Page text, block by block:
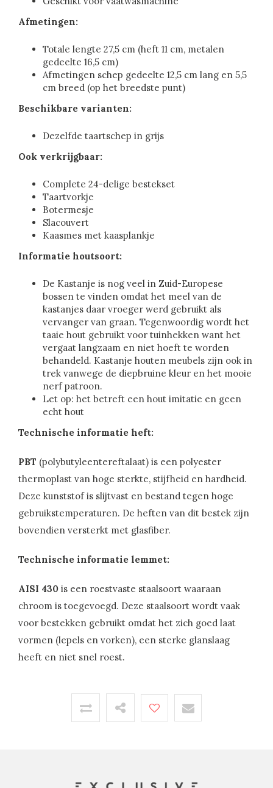
Afmetingen:
Totale lengte 27,5 cm (heft 11 cm, metalen
gedeelte 16,5 cm)
Afmetingen schep gedeelte 12,5 cm lang en 5,5
cm breed (op het breedste punt)
Beschikbare varianten:
Dezelfde taartschep in grijs
Ook verkrijgbaar:
Complete 24-delige bestekset
Taartvorkje
Botermesje
Slacouvert
Kaasmes met kaasplankje
Informatie houtsoort:
De Kastanje is nog veel in Zuid-Europese
bossen te vinden omdat het meel van de
kastanjes daar vroeger werd gebruikt als
vervanger van graan. Tegenwoordig wordt het
taaie hout gebruikt voor tuinhekken want het
vergaat langzaam en niet hoeft te worden
behandeld. Kastanje houten meubels zijn ook in
trek vanwege de diepbruine kleur en het mooie
nerf patroon.
Let op: het betreft een hout imitatie en geen
echt hout
Technische informatie heft:
PBT (polybutyleentereftalaat) is een polyester
thermoplast van hoge sterkte, stijfheid en hardheid.
Deze kunststof is slijtvast en bestand tegen hoge
gebruikstemperaturen. De heften van dit bestek zijn
bovendien versterkt met glasfiber.
Technische informatie lemmet:
AISI 430 is een roestvaste staalsoort waaraan
chroom is toegevoegd. Deze staalsoort wordt vaak
voor bestekken gebruikt omdat het zich goed laat
vormen (lepels en vorken), een sterke glanslaag
heeft en niet snel roest.